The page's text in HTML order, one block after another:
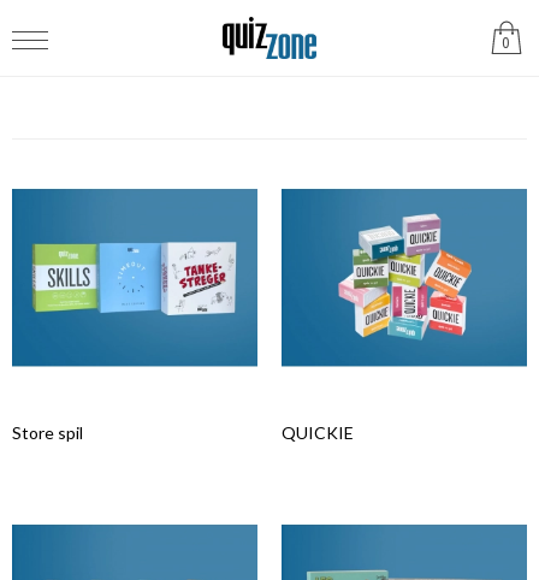
0
Store spil QUICKIE